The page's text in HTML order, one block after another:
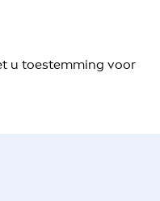
u toestemming voor